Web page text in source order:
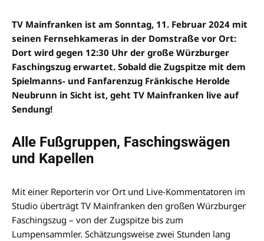
TV Mainfranken ist am Sonntag, 11. Februar 2024 mit
seinen Fernsehkameras in der Domstraße vor Ort:
Dort wird gegen 12:30 Uhr der große Würzburger
Faschingszug erwartet. Sobald die Zugspitze mit dem
Spielmanns- und Fanfarenzug Fränkische Herolde
Neubrunn in Sicht ist, geht TV Mainfranken live auf
Sendung!
Alle Fußgruppen, Faschingswägen
und Kapellen
Mit einer Reporterin vor Ort und Live-Kommentatoren im
Studio überträgt TV Mainfranken den großen Würzburger
Faschingszug – von der Zugspitze bis zum
Lumpensammler. Schätzungsweise zwei Stunden lang